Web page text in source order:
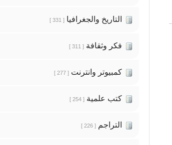
التاريخ والجغرافيا [ 331 ]
فكر وثقافة [ 311 ]
كمبيوتر وانترنت [ 277 ]
كتب علمية [ 254 ]
التراجم [ 226 ]